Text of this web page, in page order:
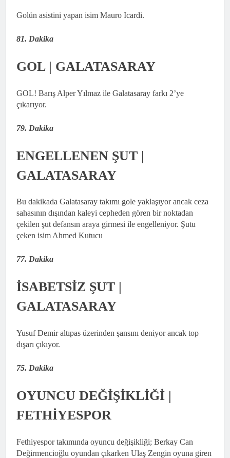
Golün asistini yapan isim Mauro Icardi.
81. Dakika
GOL | GALATASARAY
GOL! Barış Alper Yılmaz ile Galatasaray farkı 2’ye
çıkarıyor.
79. Dakika
ENGELLENEN ŞUT |
GALATASARAY
Bu dakikada Galatasaray takımı gole yaklaşıyor ancak ceza
sahasının dışından kaleyi cepheden gören bir noktadan
çekilen şut defansın araya girmesi ile engelleniyor. Şutu
çeken isim Ahmed Kutucu
77. Dakika
İSABETSİZ ŞUT |
GALATASARAY
Yusuf Demir altıpas üzerinden şansını deniyor ancak top
dışarı çıkıyor.
75. Dakika
OYUNCU DEĞİŞİKLİĞİ |
FETHİYESPOR
Fethiyespor takımında oyuncu değişikliği; Berkay Can
Değirmencioğlu oyundan çıkarken Ulaş Zengin oyuna giren